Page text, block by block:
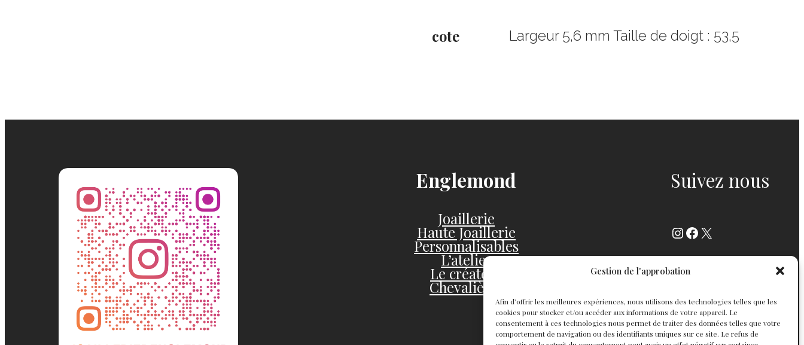
Gestion de l'approbation
Afin d’offrir les meilleures expériences, nous utilisons des technologies telles que les
cookies pour stocker et/ou accéder aux informations de votre appareil. Le
consentement à ces technologies nous permet de traiter des données telles que votre
comportement de navigation ou des identifiants uniques sur ce site. Le refus de
cote Largeur 5,6 mm Taille de doigt : 53,5
Englemond
Joaillerie
Haute Joaillerie
Personnalisables
L’atelier
Le créateur
Chevalières
Suivez nous
Instagram
Facebook
X